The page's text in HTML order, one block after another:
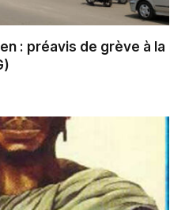
: préavis de grève à la